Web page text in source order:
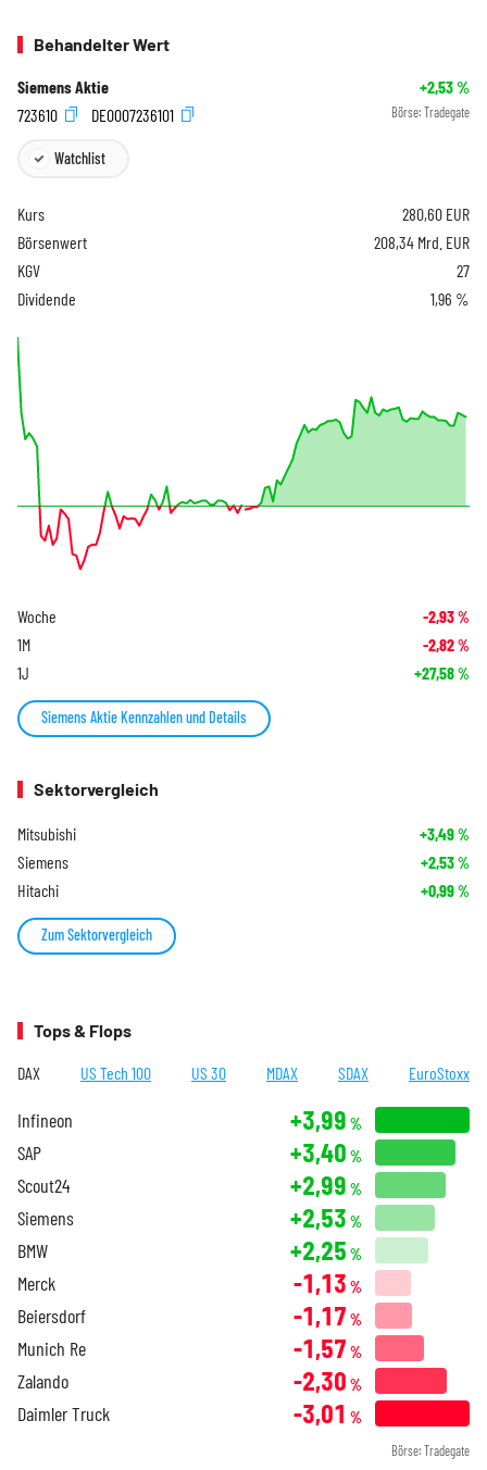
Behandelter Wert
Siemens Aktie +2,53%
723610
DE0007236101 Börse: Tradegate
Watchlist
Kurs 280,60 EUR
Börsenwert
208,34 Mrd. EUR
KGV
27
Dividende
1,96 %
Woche -2,93%
1M -2,82%
1J +27,58%
Siemens Aktie Kennzahlen und Details
Sektorvergleich
Mitsubishi +3,49%
Siemens +2,53%
Hitachi +0,99%
Zum Sektorvergleich
Tops & Flops
DAX US Tech 100 US 30 MDAX SDAX EuroStoxx
Infineon +3,99 %
SAP +3,40 %
Scout24 +2,99 %
Siemens +2,53 %
BMW +2,25 %
Merck -1,13 %
Beiersdorf -1,17 %
Munich Re -1,57 %
Zalando -2,30 %
Daimler Truck -3,01 %
Börse: Tradegate